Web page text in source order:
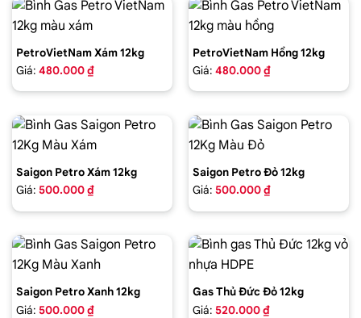
PetroVietNam Xám 12kg
Giá: 480.000 ₫
PetroVietNam Hồng 12kg
Giá: 480.000 ₫
Saigon Petro Xám 12kg
Giá: 500.000 ₫
Saigon Petro Đỏ 12kg
Giá: 500.000 ₫
Saigon Petro Xanh 12kg
Giá: 500.000 ₫
Gas Thủ Đức Đỏ 12kg
Giá: 520.000 ₫